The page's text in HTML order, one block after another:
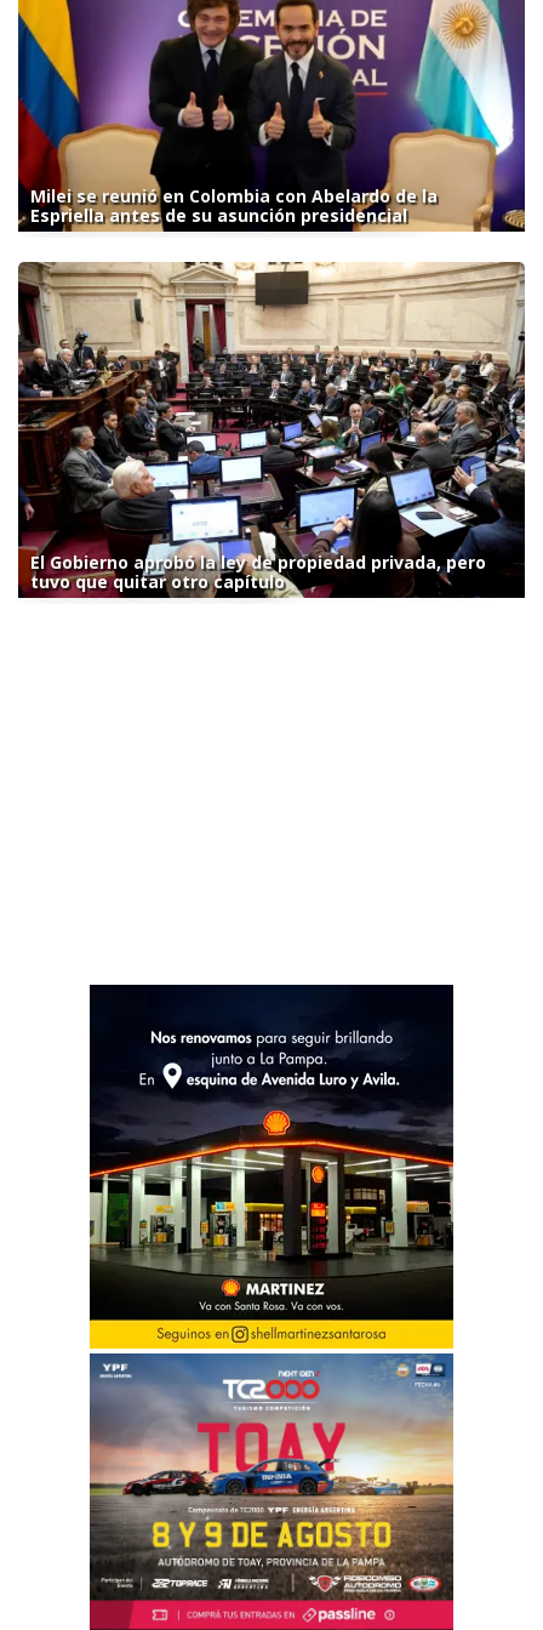
Milei se reunió en Colombia con Abelardo de la
Espriella antes de su asunción presidencial
El Gobierno aprobó la ley de propiedad privada, pero
tuvo que quitar otro capítulo